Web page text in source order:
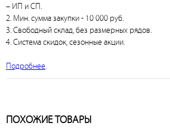
– ИП и СП.
2. Мин. сумма закупки - 10 000 руб.
3. Свободный склад, без размерных рядов.
4. Система скидок, сезонные акции.
Подробнее.
ПОХОЖИЕ ТОВАРЫ